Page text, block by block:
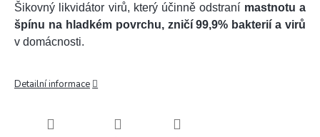
Šikovný likvidátor virů, který účinně odstraní mastnotu a
špínu na hladkém povrchu, zničí99,9% bakterií a virů
v domácnosti.
Detailní informace